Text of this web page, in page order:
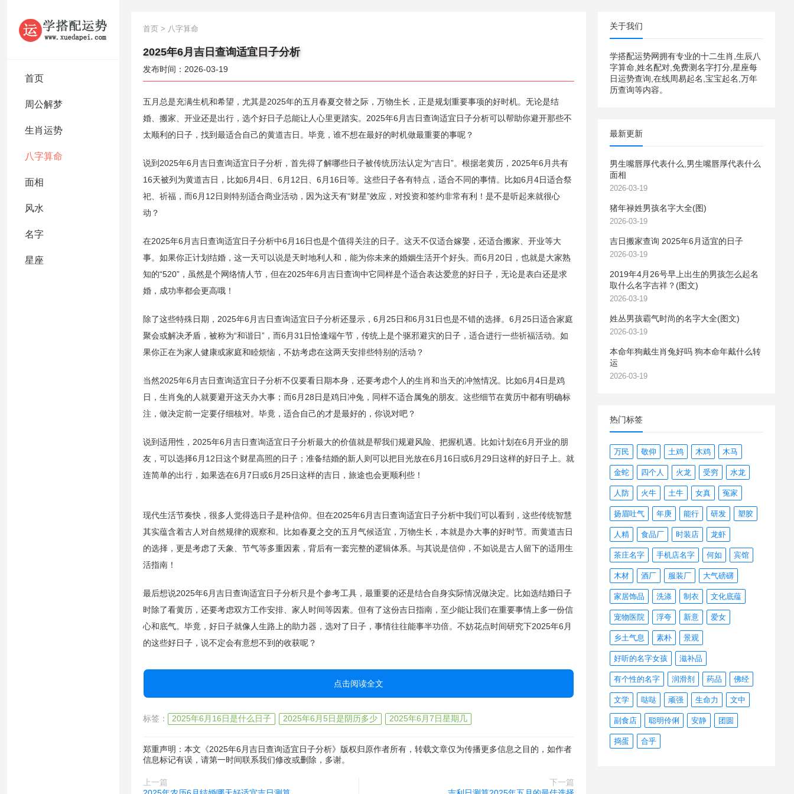
首页
周公解梦
生肖运势
八字算命
面相
风水
名字
星座
首页 > 八字算命
2025年6月吉日查询适宜日子分析
发布时间：2026-03-19
五月总是充满生机和希望，尤其是2025年的五月春夏交替之际，万物生长，正是规划重要事项的好时机。无论是结
婚、搬家、开业还是出行，选个好日子总能让人心里更踏实。2025年6月吉日查询适宜日子分析可以帮助你避开那些不
太顺利的日子，找到最适合自己的黄道吉日。毕竟，谁不想在最好的时机做最重要的事呢？
说到2025年6月吉日查询适宜日子分析，首先得了解哪些日子被传统历法认定为“吉日”。根据老黄历，2025年6月共有
16天被列为黄道吉日，比如6月4日、6月12日、6月16日等。这些日子各有特点，适合不同的事情。比如6月4日适合祭
祀、祈福，而6月12日则特别适合商业活动，因为这天有“财星”效应，对投资和签约非常有利！是不是听起来就很心
动？
在2025年6月吉日查询适宜日子分析中6月16日也是个值得关注的日子。这天不仅适合嫁娶，还适合搬家、开业等大
事。如果你正计划结婚，这一天可以说是天时地利人和，能为你未来的婚姻生活开个好头。而6月20日，也就是大家熟
知的“520”，虽然是个网络情人节，但在2025年6月吉日查询中它同样是个适合表达爱意的好日子，无论是表白还是求
婚，成功率都会更高哦！
除了这些特殊日期，2025年6月吉日查询适宜日子分析还显示，6月25日和6月31日也是不错的选择。6月25日适合家庭
聚会或解决矛盾，被称为“和谐日”，而6月31日恰逢端午节，传统上是个驱邪避灾的日子，适合进行一些祈福活动。如
果你正在为家人健康或家庭和睦烦恼，不妨考虑在这两天安排些特别的活动？
当然2025年6月吉日查询适宜日子分析不仅要看日期本身，还要考虑个人的生肖和当天的冲煞情况。比如6月4日是鸡
日，生肖兔的人就要避开这天办大事；而6月28日是鸡日冲兔，同样不适合属兔的朋友。这些细节在黄历中都有明确标
注，做决定前一定要仔细核对。毕竟，适合自己的才是最好的，你说对吧？
说到适用性，2025年6月吉日查询适宜日子分析最大的价值就是帮我们规避风险、把握机遇。比如计划在6月开业的朋
友，可以选择6月12日这个财星高照的日子；准备结婚的新人则可以把目光放在6月16日或6月29日这样的好日子上。就
连简单的出行，如果选在6月7日或6月25日这样的吉日，旅途也会更顺利些！
现代生活节奏快，很多人觉得选日子是种信仰。但在2025年6月吉日查询适宜日子分析中我们可以看到，这些传统智慧
其实蕴含着古人对自然规律的观察和。比如春夏之交的五月气候适宜，万物生长，本就是办大事的好时节。而黄道吉日
的选择，更是考虑了天象、节气等多重因素，背后有一套完整的逻辑体系。与其说是信仰，不如说是古人留下的适用生
活指南！
最后想说2025年6月吉日查询适宜日子分析只是个参考工具，最重要的还是结合自身实际情况做决定。比如选结婚日子
时除了看黄历，还要考虑双方工作安排、家人时间等因素。但有了这份吉日指南，至少能让我们在重要事情上多一份信
心和底气。毕竟，好日子就像人生路上的助力器，选对了日子，事情往往能事半功倍。不妨花点时间研究下2025年6月
的这些好日子，说不定会有意想不到的收获呢？
点击阅读全文
标签： 2025年6月16日是什么日子 2025年6月5日是阴历多少 2025年6月7日星期几
郑重声明：本文《2025年6月吉日查询适宜日子分析》版权归原作者所有，转载文章仅为传播更多信息之目的，如作者
信息标记有误，请第一时间联系我们修改或删除，多谢。
上一篇
下一篇
关于我们
学搭配运势网拥有专业的十二生肖,生辰八
字算命,姓名配对,免费测名字打分,星座每
日运势查询,在线周易起名,宝宝起名,万年
历查询等内容。
最新更新
男生嘴唇厚代表什么,男生嘴唇厚代表什么
面相
2026-03-19
猪年禄姓男孩名字大全(图)
2026-03-19
吉日搬家查询 2025年6月适宜的日子
2026-03-19
2019年4月26号早上出生的男孩怎么起名
取什么名字吉祥？(图文)
2026-03-19
姓丛男孩霸气时尚的名字大全(图文)
2026-03-19
本命年狗戴生肖兔好吗 狗本命年戴什么转
运
2026-03-19
热门标签
万民 敬仰 土鸡 木鸡 木马
金蛇 四个人 火龙 受穷 水龙
人防 火牛 土牛 女真 冤家
扬眉吐气 年庚 能行 研发 塑胶
人精 食品厂 时装店 龙虾
茶庄名字 手机店名字 何如 宾馆
木材 酒厂 服装厂 大气磅礴
家居饰品 洗涤 制衣 文化底蕴
宠物医院 浮夸 新意 爱女
乡土气息 素朴 景观
好听的名字女孩 滋补品
有个性的名字 润滑剂 药品 佛经
文学 哒哒 顽强 生命力 文中
副食店 聪明伶俐 安静 团圆
捣蛋 合乎